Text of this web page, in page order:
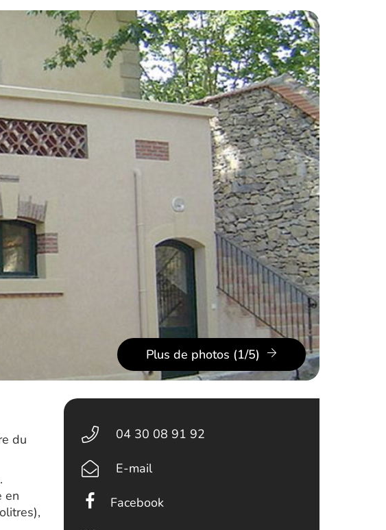
Plus de photos (1/5)
du
en
04 30 08 91 92
E-mail
Facebook